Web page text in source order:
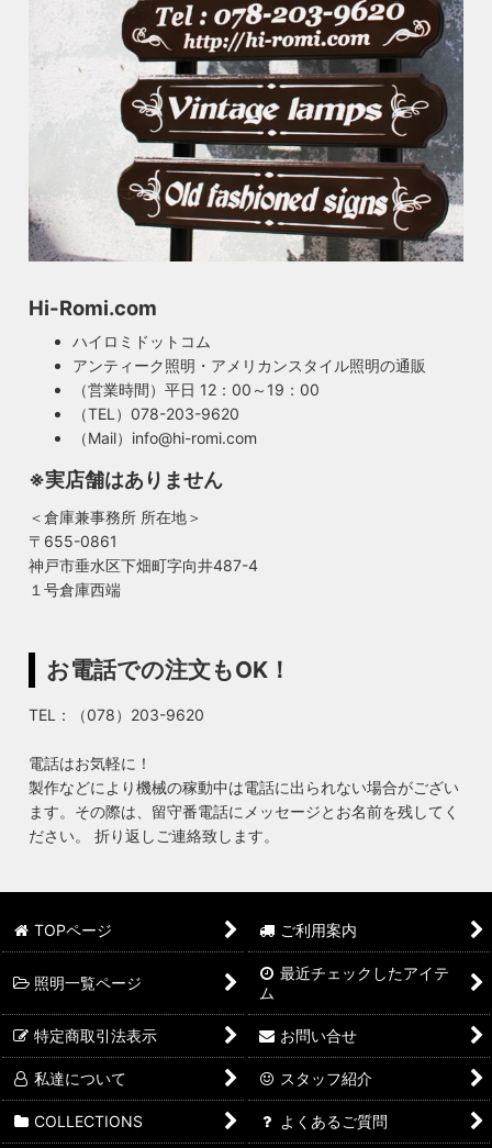
Hi-Romi.com
ハイロミドットコム
アンティーク照明・アメリカンスタイル照明の通販
（営業時間）平日 12：00～19：00
（TEL）078-203-9620
（Mail）info@hi-romi.com
※実店舗はありません
＜倉庫兼事務所 所在地＞
〒655-0861
神戸市垂水区下畑町字向井487-4
１号倉庫西端
お電話での注文もOK！
TEL：（078）203-9620
電話はお気軽に！
製作などにより機械の稼動中は電話に出られない場合がござい
ます。その際は、留守番電話にメッセージとお名前を残してく
ださい。 折り返しご連絡致します。
TOPページ ご利用案内
照明一覧ページ
最近チェックしたアイテ
ム
特定商取引法表示 お問い合せ
私達について スタッフ紹介
COLLECTIONS よくあるご質問